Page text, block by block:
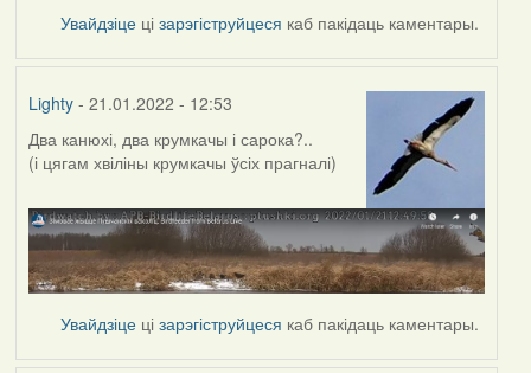
Увайдзіце цізарэгіструйцеся каб пакідаць каментары.
Lighty- 21.01.2022 - 12:53
Два канюхі, два крумкачы і сарока?..
(і цягам хвіліны крумкачы ўсіх прагналі)
Увайдзіце цізарэгіструйцеся каб пакідаць каментары.